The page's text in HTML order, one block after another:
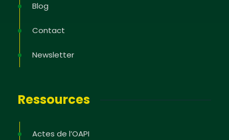
Blog
Contact
Newsletter
Ressources
Actes de l’OAPI